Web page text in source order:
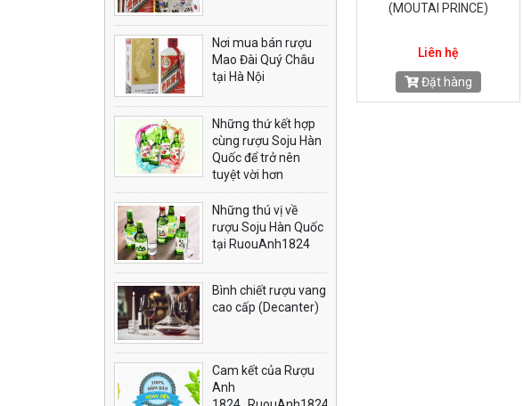
(MOUTAI PRINCE)
Liên hệ
Đặt hàng
Nơi mua bán rượu
Mao Đài Quý Châu
tại Hà Nội
Những thứ kết hợp
cùng rượu Soju Hàn
Quốc để trở nên
tuyệt vời hơn
Những thú vị về
rượu Soju Hàn Quốc
tại RuouAnh1824
Bình chiết rượu vang
cao cấp (Decanter)
Cam kết của Rượu
Anh